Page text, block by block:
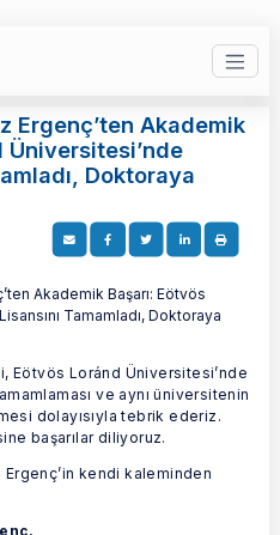
Ergenç’ten Akademik
Üniversitesi’nde
Doktoraya
Eötvös Loránd Üniversitesi’nde
ve aynı üniversitenin
dolayısıyla tebrik ederiz.
başarılar diliyoruz.
Ergenç’in kendi kaleminden